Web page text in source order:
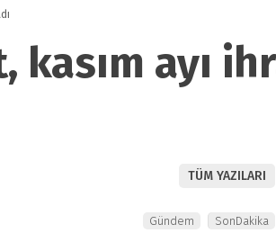
ayı
TÜM YAZILARI
Gündem SonDakika